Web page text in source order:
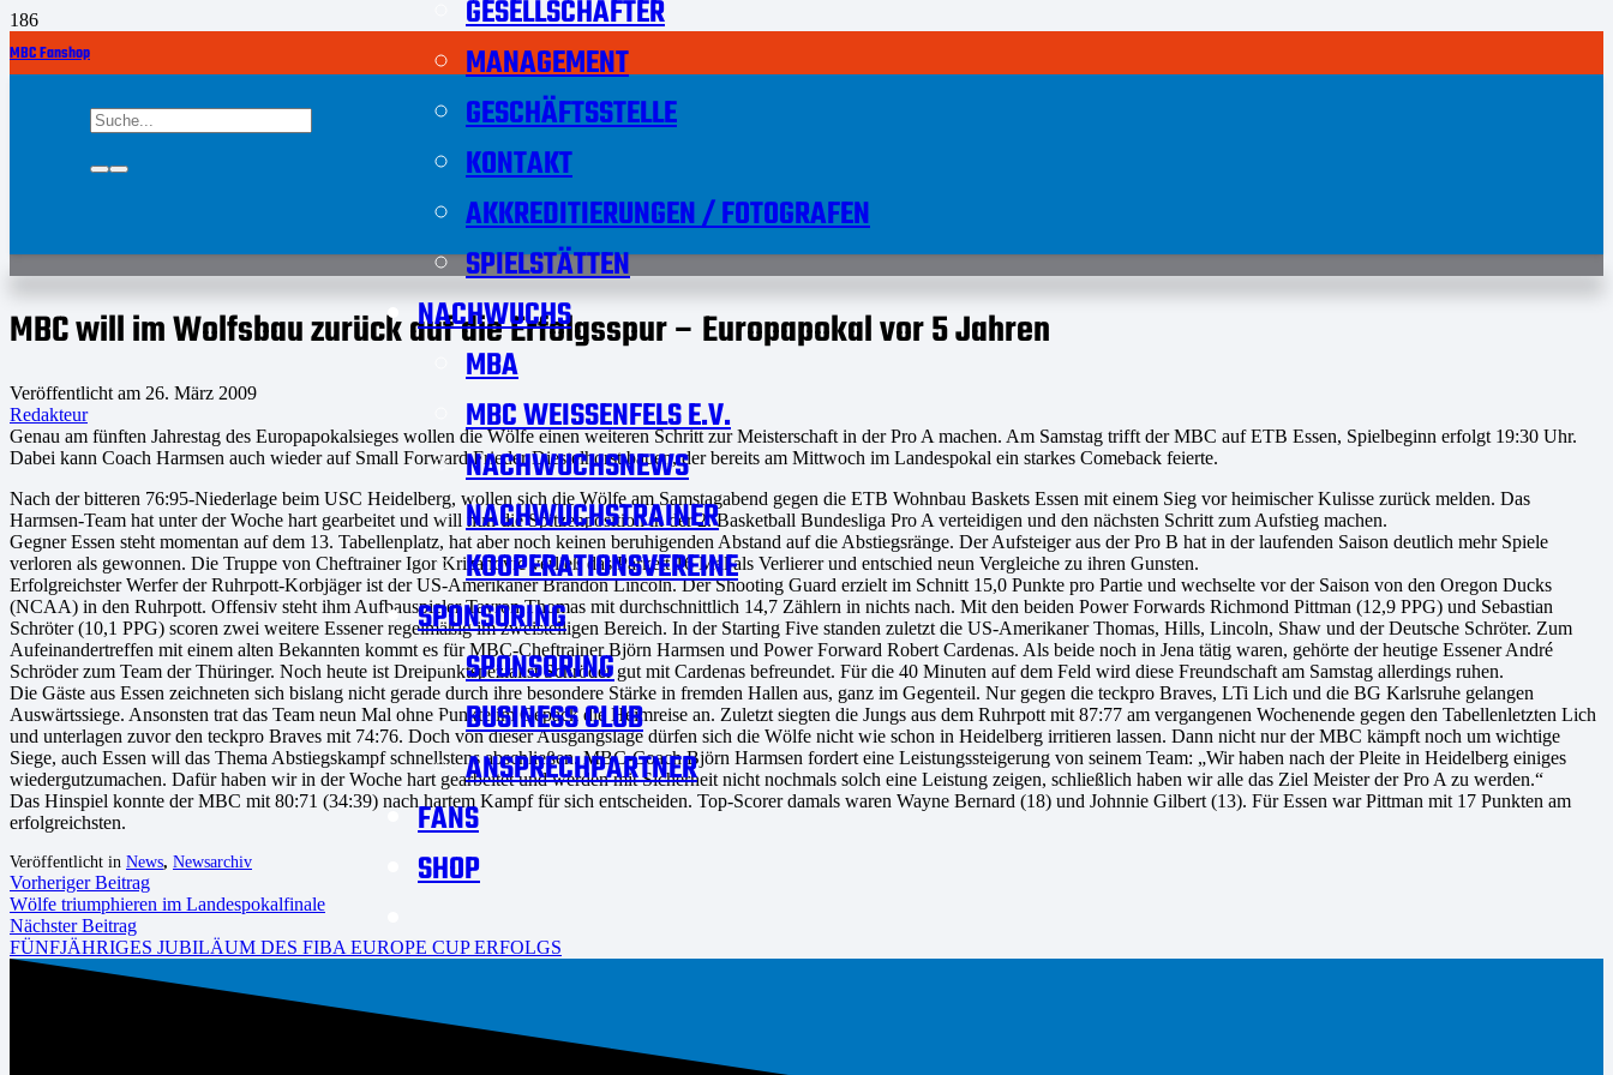
MBC Fanshop
GESELLSCHAFTER
MANAGEMENT
GESCHÄFTSSTELLE
KONTAKT
AKKREDITIERUNGEN / FOTOGRAFEN
SPIELSTÄTTEN
NACHWUCHS
MBA
MBC WEISSENFELS E.V.
NACHWUCHSNEWS
NACHWUCHSTRAINER
KOOPERATIONSVEREINE
SPONSORING
SPONSORING
BUSINESS CLUB
ANSPRECHPARTNER
FANS
SHOP
MBC will im Wolfsbau zurück auf die Erfolgsspur – Europapokal vor 5 Jahren
Veröffentlicht am 26. März 2009
Redakteur
Genau am fünften Jahrestag des Europapokalsieges wollen die Wölfe einen weiteren Schritt zur Meisterschaft in der Pro A machen. Am Samstag trifft der MBC auf ETB Essen, Spielbeginn erfolgt 19:30 Uhr.
Dabei kann Coach Harmsen auch wieder auf Small Forward Frieder Diestelhorst bauen, der bereits am Mittwoch im Landespokal ein starkes Comeback feierte.
Nach der bitteren 76:95-Niederlage beim USC Heidelberg, wollen sich die Wölfe am Samstagabend gegen die ETB Wohnbau Baskets Essen mit einem Sieg vor heimischer Kulisse zurück melden. Das
Harmsen-Team hat unter der Woche hart gearbeitet und will nun die Spitzenposition in der 2. Basketball Bundesliga Pro A verteidigen und den nächsten Schritt zum Aufstieg machen.
Gegner Essen steht momentan auf dem 13. Tabellenplatz, hat aber noch keinen beruhigenden Abstand auf die Abstiegsränge. Der Aufsteiger aus der Pro B hat in der laufenden Saison deutlich mehr Spiele
verloren als gewonnen. Die Truppe von Cheftrainer Igor Krizanovic verließ das Parkett 16 Mal als Verlierer und entschied neun Vergleiche zu ihren Gunsten.
Erfolgreichster Werfer der Ruhrpott-Korbjäger ist der US-Amerikaner Brandon Lincoln. Der Shooting Guard erzielt im Schnitt 15,0 Punkte pro Partie und wechselte vor der Saison von den Oregon Ducks
(NCAA) in den Ruhrpott. Offensiv steht ihm Aufbauspieler Tayron Thomas mit durchschnittlich 14,7 Zählern in nichts nach. Mit den beiden Power Forwards Richmond Pittman (12,9 PPG) und Sebastian
Schröter (10,1 PPG) scoren zwei weitere Essener regelmäßig im zweistelligen Bereich. In der Starting Five standen zuletzt die US-Amerikaner Thomas, Hills, Lincoln, Shaw und der Deutsche Schröter. Zum
Aufeinandertreffen mit einem alten Bekannten kommt es für MBC-Cheftrainer Björn Harmsen und Power Forward Robert Cardenas. Als beide noch in Jena tätig waren, gehörte der heutige Essener André
Schröder zum Team der Thüringer. Noch heute ist Dreipunktspezialist Schröder gut mit Cardenas befreundet. Für die 40 Minuten auf dem Feld wird diese Freundschaft am Samstag allerdings ruhen.
Die Gäste aus Essen zeichneten sich bislang nicht gerade durch ihre besondere Stärke in fremden Hallen aus, ganz im Gegenteil. Nur gegen die teckpro Braves, LTi Lich und die BG Karlsruhe gelangen
Auswärtssiege. Ansonsten trat das Team neun Mal ohne Punkte im Gepäck die Heimreise an. Zuletzt siegten die Jungs aus dem Ruhrpott mit 87:77 am vergangenen Wochenende gegen den Tabellenletzten Lich
und unterlagen zuvor den teckpro Braves mit 74:76. Doch von dieser Ausgangslage dürfen sich die Wölfe nicht wie schon in Heidelberg irritieren lassen. Dann nicht nur der MBC kämpft noch um wichtige
Siege, auch Essen will das Thema Abstiegskampf schnellstens abschließen. MBC-Coach Björn Harmsen fordert eine Leistungssteigerung von seinem Team: „Wir haben nach der Pleite in Heidelberg einiges
wiedergutzumachen. Dafür haben wir in der Woche hart gearbeitet und werden mit Sicherheit nicht nochmals solch eine Leistung zeigen, schließlich haben wir alle das Ziel Meister der Pro A zu werden.“
Das Hinspiel konnte der MBC mit 80:71 (34:39) nach hartem Kampf für sich entscheiden. Top-Scorer damals waren Wayne Bernard (18) und Johnnie Gilbert (13). Für Essen war Pittman mit 17 Punkten am
erfolgreichsten.
Veröffentlicht in News, Newsarchiv
Vorheriger Beitrag
Wölfe triumphieren im Landespokalfinale
Nächster Beitrag
FÜNFJÄHRIGES JUBILÄUM DES FIBA EUROPE CUP ERFOLGS